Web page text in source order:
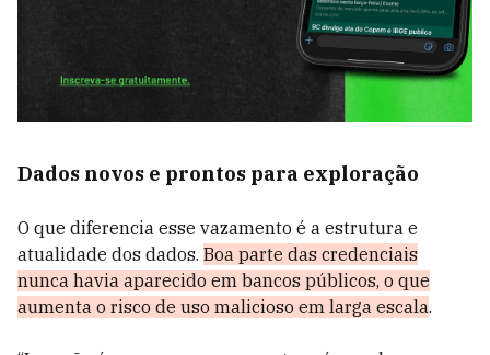
Dados novos e prontos para exploração
O que diferencia esse vazamento é a estrutura e
atualidade dos dados. Boa parte das credenciais
nunca havia aparecido em bancos públicos, o que
aumenta o risco de uso malicioso em larga escala.